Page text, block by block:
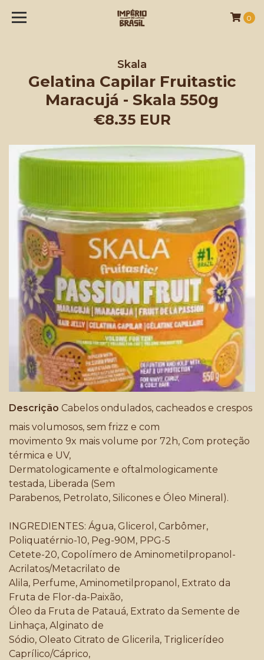
0
Skala
Gelatina Capilar Fruitastic
Maracujá - Skala 550g
€8.35 EUR
Descrição Cabelos ondulados, cacheados e crespos
mais volumosos, sem frizz e com
movimento 9x mais volume por 72h, Com proteção
térmica e UV,
Dermatologicamente e oftalmologicamente
testada, Liberada (Sem
Parabenos, Petrolato, Silicones e Óleo Mineral).
INGREDIENTES: Água, Glicerol, Carbômer,
Poliquatérnio-10, Peg-90M, PPG-5
Cetete-20, Copolímero de Aminometilpropanol-
Acrilatos/Metacrilato de
Alila, Perfume, Aminometilpropanol, Extrato da
Fruta de Flor-da-Paixão,
Óleo da Fruta de Patauá, Extrato da Semente de
Linhaça, Alginato de
Sódio, Oleato Citrato de Glicerila, Triglicerídeo
Caprílico/Cáprico,